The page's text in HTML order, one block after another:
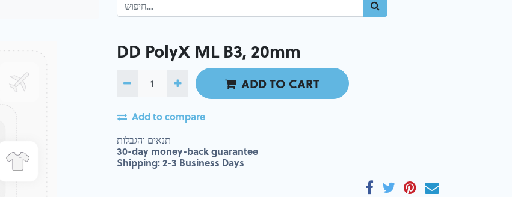
DD PolyX ML B3, 20mm
ADD TO CART
Add to compare
תנאים והגבלות
30-day money-back guarantee
Shipping: 2-3 Business Days